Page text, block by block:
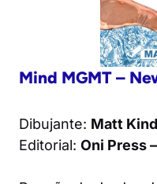
Mind MGMT –
Dibujante: Matt
Editorial: Oni Press